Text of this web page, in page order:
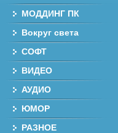
МОДДИНГ ПК
Вокруг света
СОФТ
ВИДЕО
АУДИО
ЮМОР
РАЗНОЕ